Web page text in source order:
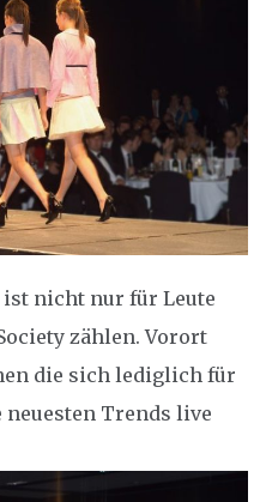
nicht nur für Leute
zählen. Vorort
die sich lediglich für
Trends live